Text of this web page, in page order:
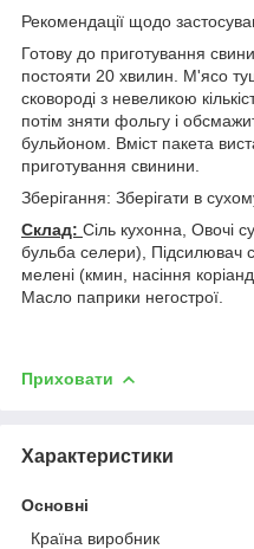
Рекомендації щодо
Готову до приготування
постояти 20 хвилин. М'ясо
сковороді з невеликою
потім зняти фольгу і
бульйоном. Вміст пакета
приготування свинини.
Зберігання: Зберігати в
Склад: Сіль кухонна, Овочі
бульба селери), Підсилювач
мелені (кмин, насіння
Масло паприки негострої.
Приховати
Характеристики
Основні
Країна виробник